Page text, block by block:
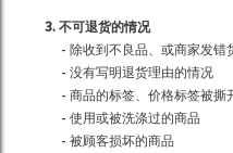
3. 不可退货的情况
- 除收到不良品、或商家发错
- 没有写明退货理由的情况
- 商品的标签、价格标签被撕
- 使用或被洗涤过的商品
- 被顾客损坏的商品